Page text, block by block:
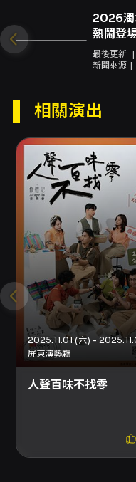
元素，帶給現場
從聆聽角度看，
演價值：對普羅
士元素串起熟悉
察的專業範例；
即興訓練上的實
靈感來源。主辦
際演出，促進臺
更多在地創作與
場域的現場呈現
的卓越堂舉行，
團的多層次聲響
得以完整呈現。
便更廣泛的觀眾
500、800、
（詳情請參閱票
月26日啟售。 總
品質的音樂會，
坊。它將歐洲成
即興與爵士實踐
如何結合爵士、
https://
2026濁
熱鬧登
創永續
最後更新
新聞來源
相關演出
2025.11.01 (六) -
屏東演藝廳
人聲百味不找零